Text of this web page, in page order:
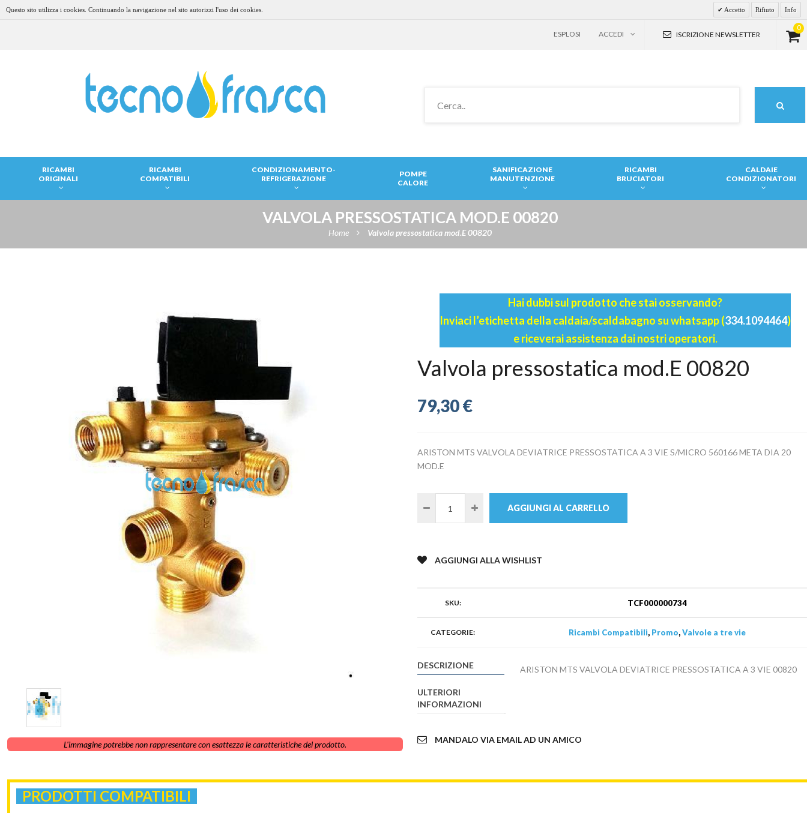
Questo sito utilizza i cookies. Continuando la navigazione nel sito autorizzi l'uso dei cookies. Accetto Rifiuto Info
0
ISCRIZIONE NEWSLETTER
ACCEDI
ESPLOSI
RICAMBI
ORIGINALI
RICAMBI
COMPATIBILI
CONDIZIONAMENTO-
REFRIGERAZIONE
POMPE
CALORE
SANIFICAZIONE
MANUTENZIONE
RICAMBI
BRUCIATORI
CALDAIE
CONDIZIONATORI
VALVOLA PRESSOSTATICA MOD.E 00820
Home Valvola pressostatica mod.E 00820
L'immagine potrebbe non rappresentare con esattezza le caratteristiche del prodotto.
Hai dubbi sul prodotto che stai osservando?
Inviaci l’etichetta della caldaia/scaldabagno su whatsapp (334.1094464)
e riceverai assistenza dai nostri operatori.
Valvola pressostatica mod.E 00820
79,30 €
ARISTON MTS VALVOLA DEVIATRICE PRESSOSTATICA A 3 VIE S/MICRO 560166 META DIA 20
MOD.E
AGGIUNGI AL CARRELLO
AGGIUNGI ALLA WISHLIST
SKU: TCF000000734
CATEGORIE: Ricambi Compatibili, Promo,Valvole a tre vie
DESCRIZIONE
ULTERIORI
INFORMAZIONI
ARISTON MTS VALVOLA DEVIATRICE PRESSOSTATICA A 3 VIE 00820
MANDALO VIA EMAIL AD UN AMICO
PRODOTTI COMPATIBILI